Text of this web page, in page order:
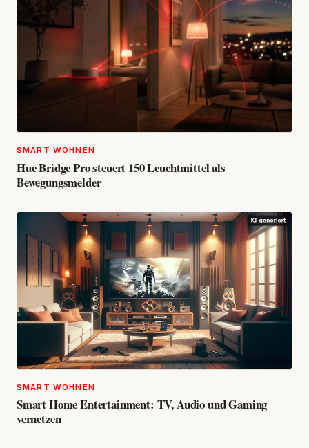
SMART WOHNEN
Hue Bridge Pro steuert 150 Leuchtmittel als
Bewegungsmelder
SMART WOHNEN
Smart Home Entertainment: TV, Audio und Gaming
vernetzen